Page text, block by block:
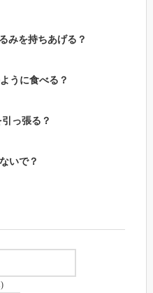
みを持ちあげる？
うに食べる？
っ張る？
いで？